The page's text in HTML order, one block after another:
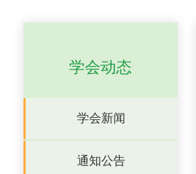
学会动态
学会新闻
通知公告